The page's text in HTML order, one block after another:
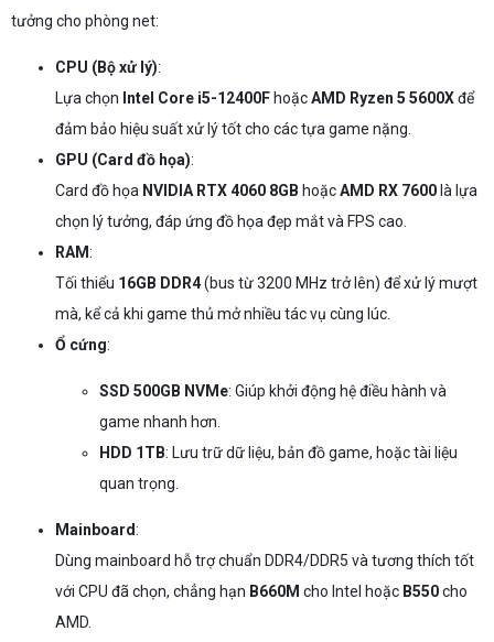
tưởng cho phòng net:
CPU (Bộ xử lý):
Lựa chọn Intel Core i5-12400FhoặcAMD Ryzen 5 5600Xđể
đảm bảo hiệu suất xử lý tốt cho các tựa game nặng.
GPU (Card đồ họa):
Card đồ họa NVIDIA RTX 4060 8GB hoặcAMD RX 7600là lựa
chọn lý tưởng, đáp ứng đồ họa đẹp mắt và FPS cao.
RAM:
Tối thiểu 16GB DDR4(bus từ 3200 MHz trở lên) để xử lý mượt
mà, kể cả khi game thủ mở nhiều tác vụ cùng lúc.
Ổ cứng:
SSD 500GB NVMe: Giúp khởi động hệ điều hành và
game nhanh hơn.
HDD 1TB: Lưu trữ dữ liệu, bản đồ game, hoặc tài liệu
quan trọng.
Mainboard:
Dùng mainboard hỗ trợ chuẩn DDR4/DDR5 và tương thích tốt
với CPU đã chọn, chẳng hạn B660M cho Intel hoặc B550cho
AMD.